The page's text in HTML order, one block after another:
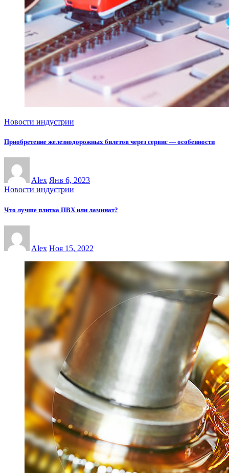
Новости индустрии
Приобретение железнодорожных билетов через сервис — особенности
Alex Янв 6, 2023
Новости индустрии
Что лучше плитка ПВХ или ламинат?
Alex Ноя 15, 2022